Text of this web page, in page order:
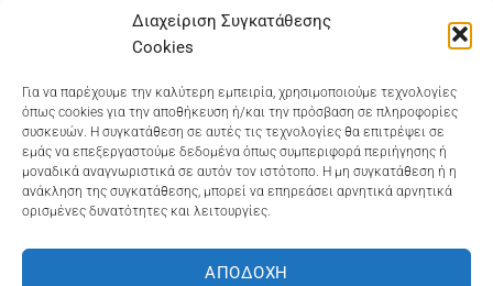
Διαχείριση Συγκατάθεσης
Cookies
Για να παρέχουμε την καλύτερη εμπειρία, χρησιμοποιούμε τεχνολογίες
όπως cookies για την αποθήκευση ή/και την πρόσβαση σε πληροφορίες
συσκευών. Η συγκατάθεση σε αυτές τις τεχνολογίες θα επιτρέψει σε
εμάς να επεξεργαστούμε δεδομένα όπως συμπεριφορά περιήγησης ή
μοναδικά αναγνωριστικά σε αυτόν τον ιστότοπο. Η μη συγκατάθεση ή η
ανάκληση της συγκατάθεσης, μπορεί να επηρεάσει αρνητικά αρνητικά
ορισμένες δυνατότητες και λειτουργίες.
ΑΠΟΔΟΧΉ
€20,00. είναι:
€15,00. €17,00.
Dioni Hair Care, Ζυμβρακάκηδων 33, τηλ 28210
91906
Dioni Hair Spa, Κ. Σφακιανάκη 5, τηλ 28210 94712
Visa MasterCard
Cash
On
Bank
Google